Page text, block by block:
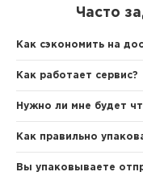
Часто
Как сэкономить на
Как работает сервис?
Нужно ли мне будет
Как правильно
Вы упаковываете